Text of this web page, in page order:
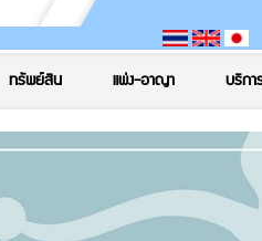
ทรัพย์สิน แพ่ง-อาญา บริกา